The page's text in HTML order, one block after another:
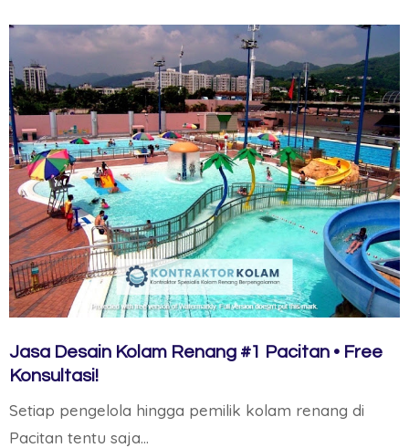
Jasa Desain Kolam Renang #1 Pacitan • Free
Konsultasi!
Setiap pengelola hingga pemilik kolam renang di
Pacitan tentu saja…